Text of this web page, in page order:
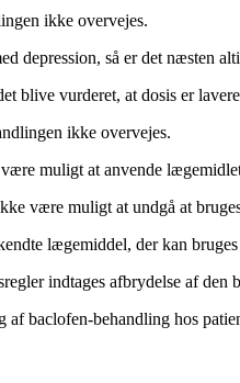
ikke overvejes.
depression, så er det næsten
blive vurderet, at dosis er
ikke overvejes.
muligt at anvende
være muligt at undgå at
lægemiddel, der kan
indtages afbrydelse af den
baclofen-behandling hos